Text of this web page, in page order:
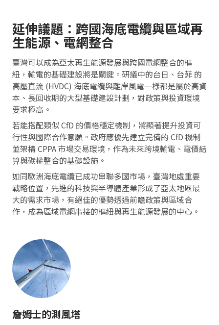
延伸議題：跨國海底電纜與區域再
生能源、電網整合
臺灣可以成為亞太再生能源發展與跨國電網整合的樞
紐，輸電的基礎建設將是關鍵。研議中的台日、台菲 的
高壓直流 (HVDC) 海底電纜與離岸風電一樣都是屬於高資
本、長回收期的大型基礎建設計劃，對政策與投資環境
要求極高。
若能搭配類似 CfD 的價格穩定機制，將顯著提升投資可
行性與國際合作意願。政府應優先建立完備的 CfD 機制
並架構 CPPA 市場交易環境，作為未來跨境輸電、電價結
算與碳權整合的基礎設施。
如同歐洲海底電纜已成功串聯多國市場，臺灣地處重要
戰略位置，先進的科技與半導體產業形成了亞太地區最
大的需求市場，有絕佳的優勢透過前瞻政策與區域合
作，成為區域電網串接的樞紐與再生能源發展的中心。
詹姆士的測風塔